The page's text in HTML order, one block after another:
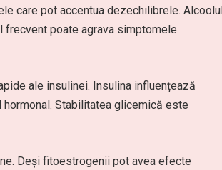
care pot accentua dezechilibrele.
poate agrava simptomele.
ale insulinei. Insulina influențează
Stabilitatea glicemică este
Deși fitoestrogenii pot avea efecte